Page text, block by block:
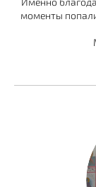
моменты